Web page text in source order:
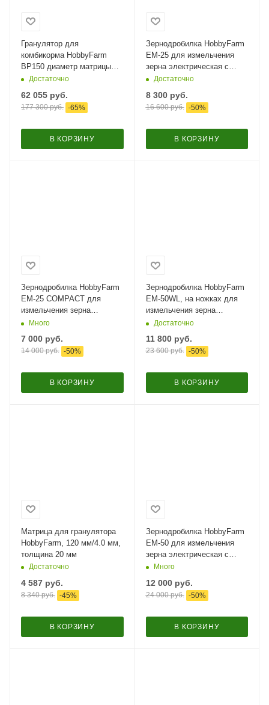
Гранулятор для
комбикорма HobbyFarm
BP150 диаметр матрицы
150 мм, гранул 3,8 мм, 3.7
Достаточно
62 055 руб.
177 300руб. -65%
В КОРЗИНУ
Зернодробилка HobbyFarm
EM-25 для измельчения
зерна электрическая с
функцией мельницы / в
Достаточно
8 300руб.
16 600руб. -50%
В КОРЗИНУ
Зернодробилка HobbyFarm
EM-25 COMPACT для
измельчения зерна
электрическая с функцией
сита
Много
7 000 руб.
14 000руб. -50%
В КОРЗИНУ
Зернодробилка HobbyFarm
EM-50WL, на ножках для
измельчения зерна
электрическая с функцией
сита
Достаточно
11 800руб.
23 600руб. -50%
В КОРЗИНУ
Матрица для гранулятора
HobbyFarm, 120 мм/4.0 мм,
толщина 20 мм
Достаточно
4 587 руб.
8 340руб. -45%
В КОРЗИНУ
Зернодробилка HobbyFarm
EM-50 для измельчения
зерна электрическая с
функцией мельницы / в
Много
12 000руб.
24 000руб. -50%
В КОРЗИНУ